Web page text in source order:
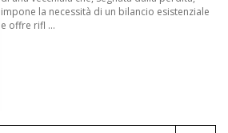
impone la necessità di un bilancio esistenziale
e offre rifl ...